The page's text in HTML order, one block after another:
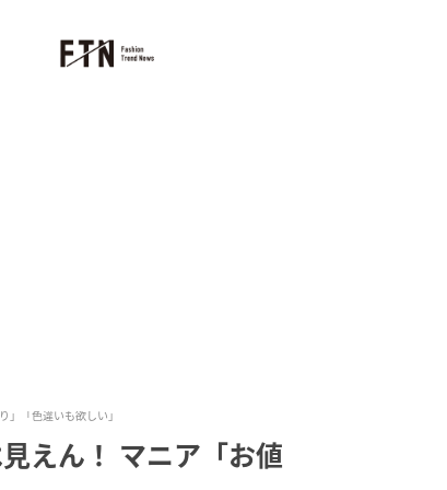
」「色違いも欲しい」
えん！ マニア「お値